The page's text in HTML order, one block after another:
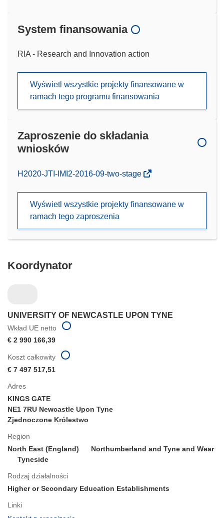
System finansowania
RIA - Research and Innovation action
Wyświetl wszystkie projekty finansowane w
ramach tego programu finansowania
Zaproszenie do składania
wniosków
(odnośnik
nowym
H2020-JTI-IMI2-2016-09-two-stage
Wyświetl wszystkie projekty finansowane w
ramach tego zaproszenia
Koordynator
UNIVERSITY OF NEWCASTLE UPON TYNE
Wkład UE netto
€ 2 990 166,39
Adres
KINGS GATE
NE1 7RU Newcastle Upon Tyne
Zjednoczone Królestwo
Region
North East (England)
Northumberland and Tyne and Wear
Tyneside
Rodzaj działalności
Higher or Secondary Education Establishments
Linki
Koszt całkowity
€ 7 497 517,51